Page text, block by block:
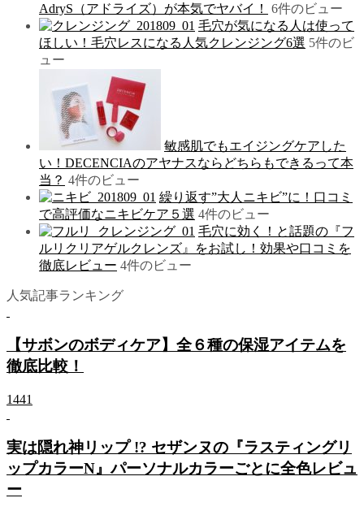
AdryS（アドライズ）が本気でヤバイ！
6件のビュー
毛穴が気になる人は使って
ほしい！毛穴レスになる人気クレンジング6選 5件のビ
ュー
敏感肌でもエイジングケアした
い！DECENCIAのアヤナスならどちらもできるって本
当？ 4件のビュー
繰り返す”大人ニキビ”に！口コミ
で高評価なニキビケア５選 4件のビュー
毛穴に効く！と話題の『フ
ルリクリアゲルクレンズ』をお試し！効果や口コミを
徹底レビュー 4件のビュー
人気記事ランキング
【サボンのボディケア】全６種の保湿アイテムを
徹底比較！
1441
実は隠れ神リップ !? セザンヌの『ラスティングリ
ップカラーN』パーソナルカラーごとに全色レビュ
ー